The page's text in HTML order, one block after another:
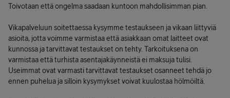
Toivotaan että ongelma saadaan kuntoon mahdollisimman pian.
Vikapalveluun soitettaessa kysymme testaukseen ja vikaan liittyviä
asioita, jotta voimme varmistaa että asiakkaan omat laitteet ovat
kunnossa ja tarvittavat testaukset on tehty. Tarkoituksena on
varmistaa että turhista asentajakäynneistä ei maksuja tulisi.
Useimmat ovat varmasti tarvittavat testaukset osanneet tehdä jo
ennen puhelua ja silloin kysymykset voivat kuulostaa hölmöiltä.